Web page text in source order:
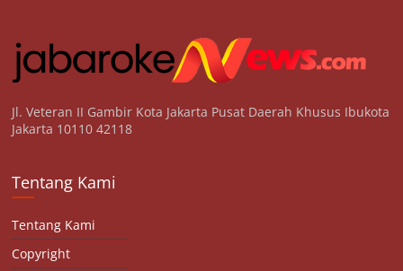
Jl. Veteran II Gambir Kota Jakarta Pusat Daerah Khusus Ibukota
Jakarta 10110 42118
Tentang Kami
Tentang Kami
Copyright